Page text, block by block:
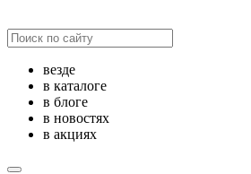
везде
в каталоге
в блоге
в новостях
в акциях